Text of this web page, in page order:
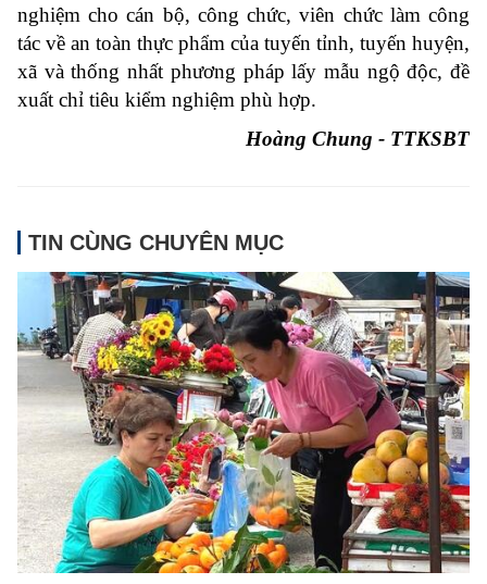
nghiệm cho cán bộ, công chức, viên chức làm công
tác về an toàn thực phẩm của tuyến tỉnh, tuyến huyện,
xã và thống nhất phương pháp lấy mẫu ngộ độc, đề
xuất chỉ tiêu kiểm nghiệm phù hợp.
Hoàng Chung - TTKSBT
TIN CÙNG CHUYÊN MỤC